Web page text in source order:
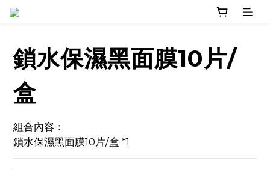
鎖水保濕黑面膜10片/
盒
組合內容：
鎖水保濕黑面膜10片/盒 *1